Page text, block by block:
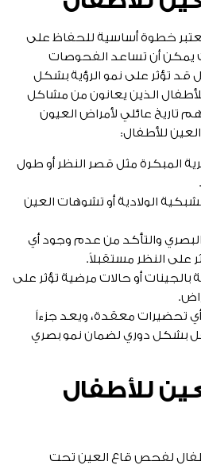
خطوة أساسية للحفاظ على
يمكن أن تساعد الفحوصات
تؤثر على نمو الرؤية بشكل
الذين يعانون من مشاكل
تاريخ عائلي لأمراض العيون
للأطفال:
المبكرة مثل قصر النظر أو طول
الولادية أو تشوهات العين
والتأكد من عدم وجود أي
على النظر مستقبلاً.
أو حالات مرضية تؤثر على
تحضيرات معقدة، ويعد جزءاً
بشكل دوري لضمان نمو بصري
للأطفال
لفحص قاع العين تحت